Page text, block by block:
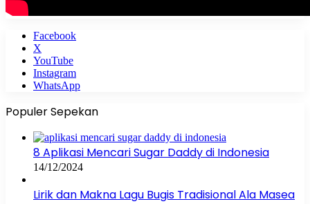
Facebook
X
YouTube
Instagram
WhatsApp
Populer Sepekan
8 Aplikasi Mencari Sugar Daddy di Indonesia
14/12/2024
Lirik dan Makna Lagu Bugis Tradisional Ala Masea